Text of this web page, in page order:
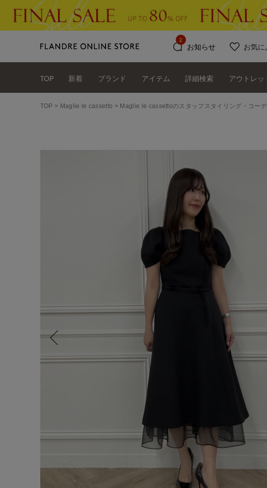
お知らせ
2
お気に
TOP 新着 ブランド アイテム 詳細検索 アウトレッ
TOP Maglie le cassetto Maglie le cassettoのスタッフスタイリング・コーデ